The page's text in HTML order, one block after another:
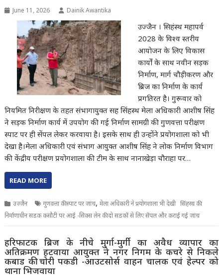
June 11, 2026 Dainik Awantika
उज्जैन । सिहंस्थ महापर्व
2028 के विश्व स्तरीय
आयोजन के लिए विकास
कार्यों के साथ नवीन सड़क
निर्माण, मार्ग चौड़ीकरण और
ब्रिज का निर्माण के कार्य
प्रगतिरत है। गुरूवार को
नियमित निरीक्षण के तहत संभागायुक्त सह सिंहस्थ मेला अधिकारी आशीष सिंह
ने सड़क निर्माण कार्य में उपयोग की गई निर्माण सामग्री की गुणवत्ता परीक्षण
स्पाट पर ही सेंपल लेकर करवाया है। इसके साथ ही उन्होंने प्रयोगशाला को भी
देखा है।मेला अधिकारी एवं संभाग आयुक्त आशीष सिंह ने लोक निर्माण विभाग
की केंद्रीय परीक्षण प्रयोगशाला की टीम के साथ नानाखेड़ा चौराहा पर…
READ MORE
उज्जैन गुणवत्ता की स्पाट पर जांच,मेला अधिकारी ने प्रयोगशाला भी देखी सिंहस्थ की
निर्माणाधीन सडक कसौटी पर आई -सिक्स लेन की दो सडकों से लिए सेंपल और कराई गई जांच
हरिफाटक ब्रिज के नीचे मुर्गा-मुर्गी का अवैध व्यापार का
अतिक्रमण हटवाया आयुक्त ने नगर निगम के कचरे से निकले
कबाड की चोरी पकडी -आउटसोर्स वाहन चालक एवं हेल्पर को
थाना भिजवाया